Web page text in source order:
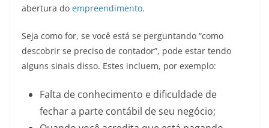
abertura do empreendimento.
Seja como for, se você está se perguntando “como
descobrir se preciso de contador”, pode estar tendo
alguns sinais disso. Estes incluem, por exemplo:
Falta de conhecimento e dificuldade de
fechar a parte contábil de seu negócio;